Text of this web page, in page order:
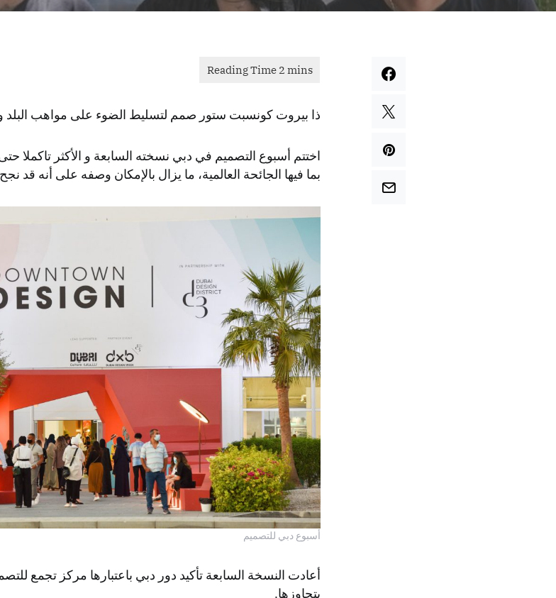
ذا بيروت كونسبت ستور صمم لتسليط الضوء على مواهب البلد
اختتم أسبوع التصميم في دبي نسخته السابعة و الأكثر تاكملا
بما فيها الجائحة العالمية، ما يزال بالإمكان وصفه على أنه قد
أسبوع دبي للتصميم
أعادت النسخة السابعة تأكيد دور دبي باعتبارها مركز تجمع
يتجاوزها.